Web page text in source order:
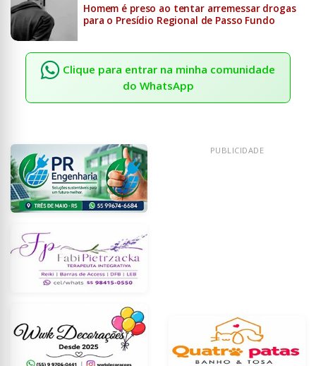
Homem é preso ao tentar arremessar drogas
para o Presídio Regional de Passo Fundo
Clique para entrar na minha comunidade
do WhatsApp